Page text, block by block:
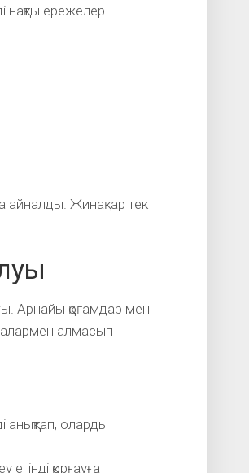
нақты ережелер
айналды. Жинақтар тек
Арнайы қоғамдар мен
алмасып
анықтап, оларды
қорғауға